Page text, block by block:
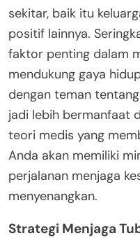
sekitar, baik itu
positif lainnya.
faktor penting dalam
mendukung gaya
dengan teman
jadi lebih bermanfaat
teori medis yang
Anda akan memiliki
perjalanan menjaga
menyenangkan.
Strategi Menjaga